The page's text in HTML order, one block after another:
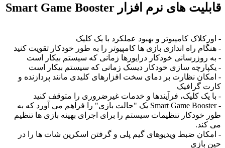
قابلیت های نرم افزار Smart Game Booster
- اورکلاک کامپیوتر و بهبود عملکرد با یک کلیک
- هنگام راه اندازی بازی ها کامپیوتر را به طور خودکار تقویت کنید
- به روزرسانی خودکار درایورها زمانی که سیستم بیکار است
- یکپارچه سازی خودکار دیسک زمانی که سیستم بیکار است
- امکان نظارت بر دمای سخت افزارهای کلیدی مانند پردازنده و
کارت گرافیک
- با یک کلیک، فرآیندها و خدمات غیرضروری را متوقف کنید
- Smart Game Booster یک "حالت بازی" را فراهم می آورد که به
طور خودکار تنظیمات سیستم را برای اجرای بهینه بازی ها تنظیم
می کند.
- امکان ضبط ویدیوهای گیم پلی و گرفتن اسکرین شات ها را در
حین بازی